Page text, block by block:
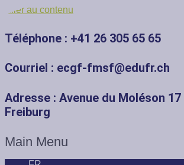
Aller au contenu
Téléphone : +41 26 305 65 65
Courriel : ecgf-fmsf@edufr.ch
Adresse : Avenue du Moléson 17
Freiburg
Main Menu